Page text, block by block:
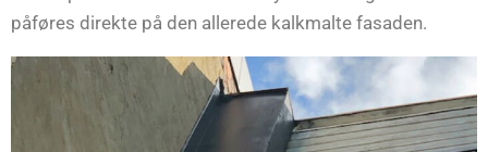
påføres direkte på den allerede kalkmalte fasaden.